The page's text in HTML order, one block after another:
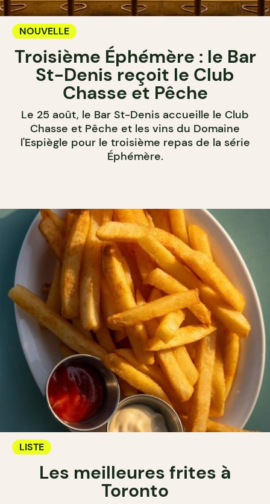
NOUVELLE
Troisième Éphémère : le Bar
St-Denis reçoit le Club
Chasse et Pêche
Le 25 août, le Bar St-Denis accueille le Club
Chasse et Pêche et les vins du Domaine
l'Espiègle pour le troisième repas de la série
Éphémère.
LISTE
Les meilleures frites à
Toronto